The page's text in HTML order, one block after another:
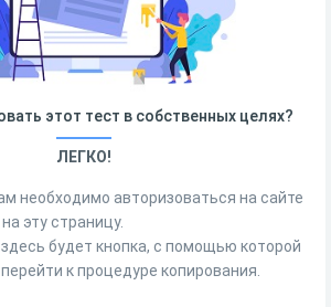
этот тест в собственных целях?
ЛЕГКО!
необходимо авторизоваться на сайте
эту страницу.
здесь будет кнопка, с помощью которой
к процедуре копирования.